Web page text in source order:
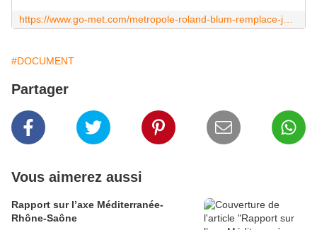
#DOCUMENT
Partager
Vous aimerez aussi
Rapport sur l’axe Méditerranée-
Rhône-Saône